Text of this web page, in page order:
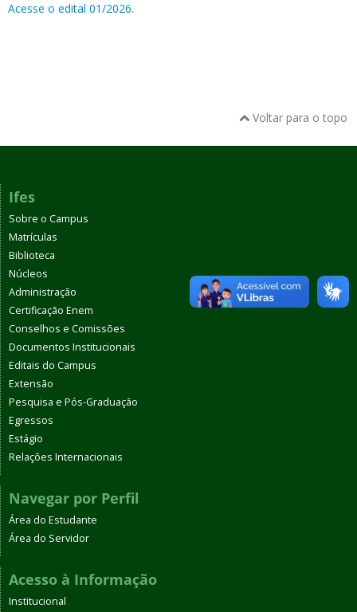
Acesse o edital 01/2026.
Voltar para o topo
Ifes
Sobre o Campus
Matrículas
Biblioteca
Núcleos
Administração
Certificação Enem
Conselhos e Comissões
Documentos Institucionais
Editais do Campus
Extensão
Pesquisa e Pós-Graduação
Egressos
Estágio
Relações Internacionais
Navegar por Perfil
Área do Estudante
Área do Servidor
Acesso à Informação
Institucional